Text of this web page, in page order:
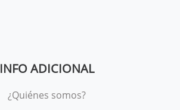
INFO ADICIONAL
¿Quiénes somos?